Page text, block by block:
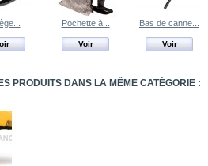
Pochette à...
Voir
Bas de canne...
Voir
PRODUITS DANS LA MÊME CATÉGORIE :